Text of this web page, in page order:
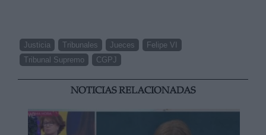
Justicia Tribunales Jueces
Felipe VI
Tribunal Supremo
CGPJ
NOTICIAS RELACIONADAS